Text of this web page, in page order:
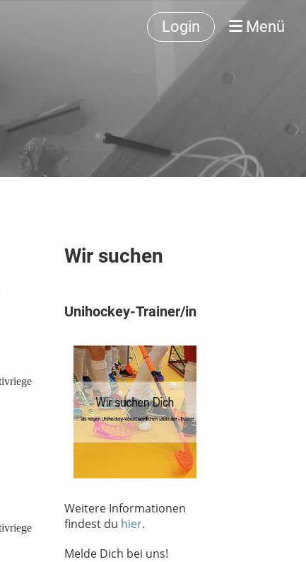
Login Menü
Wir suchen
Unihockey-Trainer/in
Weitere Informationen
findest du hier.
Melde Dich bei uns!